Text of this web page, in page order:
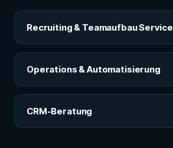
Recruiting & Teamaufbau Service
Operations & Automatisierung
CRM-Beratung